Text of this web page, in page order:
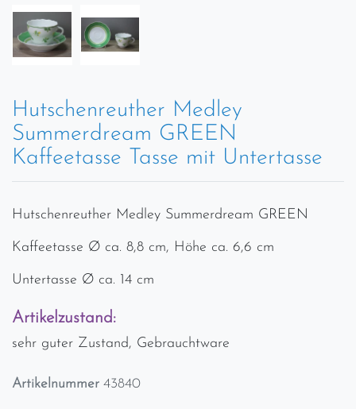
Hutschenreuther Medley
Summerdream GREEN
Kaffeetasse Tasse mit Untertasse
Hutschenreuther Medley Summerdream GREEN
Kaffeetasse Ø ca. 8,8 cm, Höhe ca. 6,6 cm
Untertasse Ø ca. 14 cm
Artikelzustand:
sehr guter Zustand, Gebrauchtware
Artikelnummer 43840